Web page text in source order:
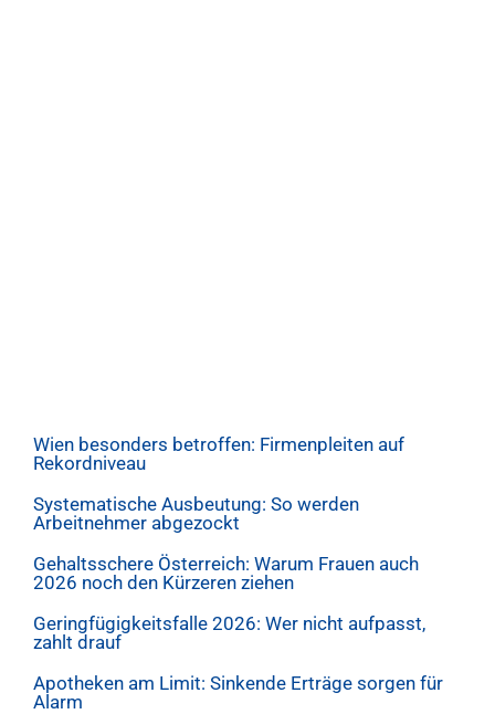
Wien besonders betroffen: Firmenpleiten auf
Rekordniveau
Systematische Ausbeutung: So werden
Arbeitnehmer abgezockt
Gehaltsschere Österreich: Warum Frauen auch
2026 noch den Kürzeren ziehen
Geringfügigkeitsfalle 2026: Wer nicht aufpasst,
zahlt drauf
Apotheken am Limit: Sinkende Erträge sorgen für
Alarm